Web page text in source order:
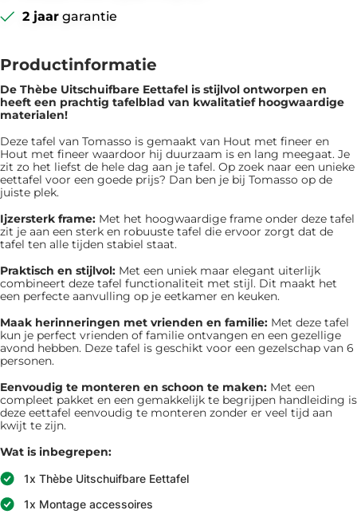
Productinformatie
De Thèbe Uitschuifbare Eettafel is ​​stijlvol ontworpen en
heeft een prachtig tafelblad van kwalitatief hoogwaardige
materialen!
Deze tafel van Tomasso is gemaakt van Hout met fineer en
Hout met fineer waardoor hij duurzaam is en lang meegaat. Je
zit zo het liefst de hele dag aan je tafel. Op zoek naar een unieke
eettafel voor een goede prijs? Dan ben je bij Tomasso op de
juiste plek.
Ijzersterk frame: Met het hoogwaardige frame onder deze tafel
zit je aan een sterk en robuuste tafel die ervoor zorgt dat de
tafel ten alle tijden stabiel staat.
Praktisch en stijlvol: Met een uniek maar elegant uiterlijk
combineert deze tafel functionaliteit met stijl. Dit maakt het
een perfecte aanvulling op je eetkamer en keuken.
Maak herinneringen met vrienden en familie: Met deze tafel
kun je perfect vrienden of familie ontvangen en een gezellige
avond hebben. Deze tafel is geschikt voor een gezelschap van 6
personen.
Eenvoudig te monteren en schoon te maken: Met een
compleet pakket en een gemakkelijk te begrijpen handleiding is
deze eettafel eenvoudig te monteren zonder er veel tijd aan
kwijt te zijn.
Wat is inbegrepen:
1x Thèbe Uitschuifbare Eettafel
1x Montage accessoires
2 jaargarantie